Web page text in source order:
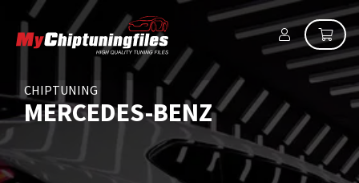
CHIPTUNING
MERCEDES-BENZ